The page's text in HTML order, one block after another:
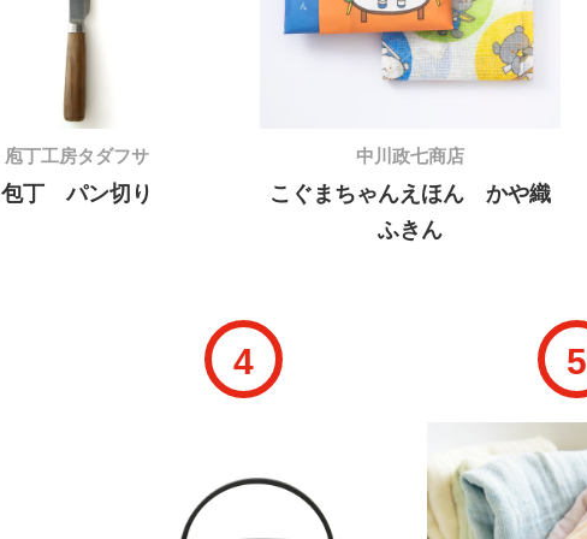
庖丁工房タダフサ
包丁 パン切り
中川政七商店
こぐまちゃんえほん かや織
ふきん
4 5